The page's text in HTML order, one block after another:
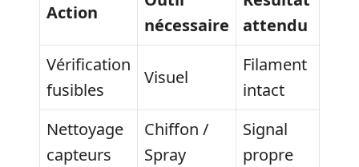
Action
nécessaire
attendu
Vérification
fusibles
Visuel
Filament
intact
Nettoyage
capteurs
Chiffon /
Spray
Signal
propre